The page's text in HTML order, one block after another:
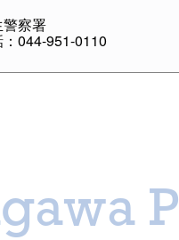
警察署
：044-951-0110